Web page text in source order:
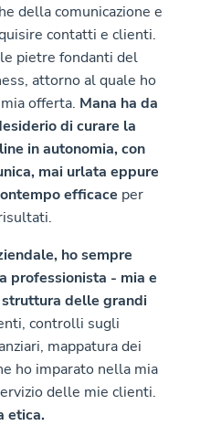
della comunicazione e
contatti e clienti.
pietre fondanti del
attorno al quale ho
offerta. Mana ha da
di curare la
in autonomia, con
mai urlata eppure
efficace per
ho sempre
professionista - mia e
delle grandi
controlli sugli
mappatura dei
ho imparato nella mia
delle mie clienti.
etica.